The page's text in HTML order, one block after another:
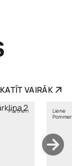
VAIRĀK
Liene